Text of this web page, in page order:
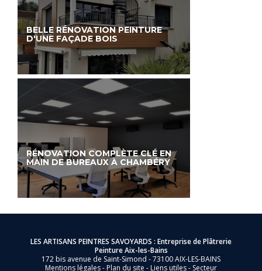
BELLE RÉNOVATION PEINTURE
D'UNE FAÇADE BOIS
RÉNOVATION COMPLÈTE CLÉ EN
MAIN DE BUREAUX À CHAMBÉRY
LES ARTISANS PEINTRES SAVOYARDS : Entreprise de Plâtrerie
Peinture Aix-les-Bains
172 bis avenue de Saint-Simond - 73100 AIX-LES-BAINS
Mentions légales- Plan du site - Liens utiles- Secteur